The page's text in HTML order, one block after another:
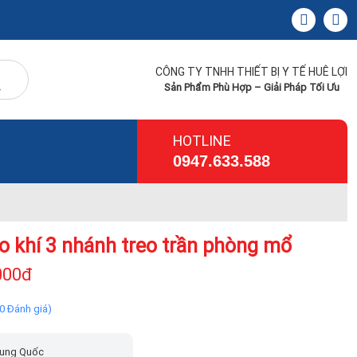
CÔNG TY TNHH THIẾT BỊ Y TẾ HUÊ LỢI
Sản Phẩm Phù Hợp – Giải Pháp Tối Ưu
HOTLINE
0947.633.588
khí 3 nhánh treo trần phòng mổ
Đánh giá)
Quốc